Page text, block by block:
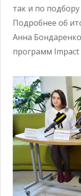
так и по
Подробнее об
Анна
программ Impact